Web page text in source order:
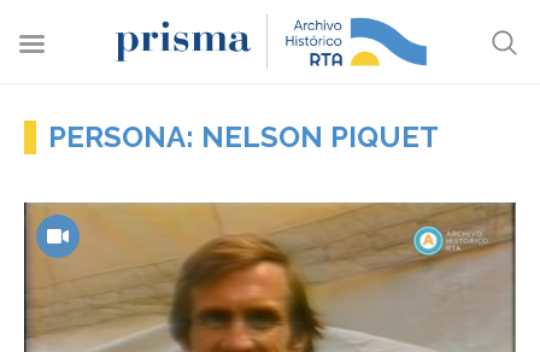
PERSONA: NELSON PIQUET